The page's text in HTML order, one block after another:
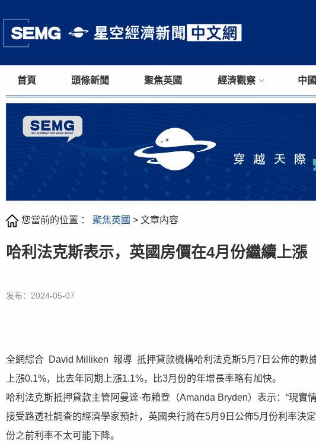
首頁 頭條新聞 聚焦英國 經濟觀察 中
您當前的位置 ： 聚焦英國 > 文章内容
哈利法克斯表示，英國房價在4月份繼續上漲
发布：2024-05-07
全網綜合 David Milliken 報導 抵押貸款機構哈利法克斯5月7日公佈的數
上漲0.1%，比去年同期上漲1.1%，比3月份的年增長率略有加快。
哈利法克斯抵押貸款主管阿曼達·布賴登（Amanda Bryden）表示：“現實
接受路透社調查的經濟學家預計，英國央行將在5月9日公佈5月份利率決
份之前利率不太可能下降。